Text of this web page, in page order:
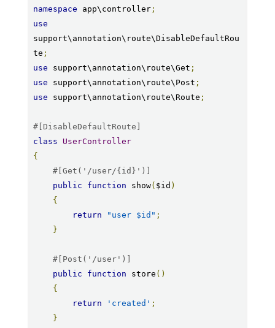
namespace app\controller;
use
support\annotation\route\DisableDefaultRou
te ;
use support\annotation\route\Get ;
use support\annotation\route\Post ;
use support\annotation\route\Route ;
#[DisableDefaultRoute]
class
UserController
{
#[Get('/user/{id}')]
public
function show( $id )
{
return
"user $id" ;
}
#[Post('/user')]
public
function store ()
{
return
'created' ;
}